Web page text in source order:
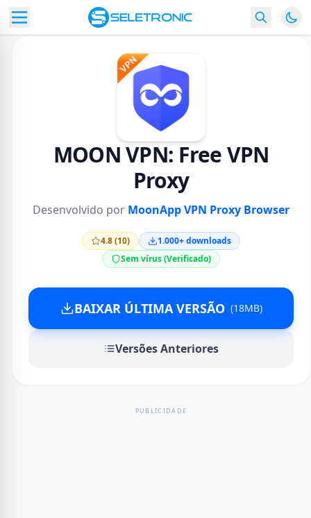
MOON VPN: Free VPN
Proxy
Desenvolvido por MoonApp VPN Proxy Browser
4.8 (10)
1.000+ downloads
Sem vírus (Verificado)
BAIXAR ÚLTIMA VERSÃO (18MB)
Versões Anteriores
PUBLICIDADE